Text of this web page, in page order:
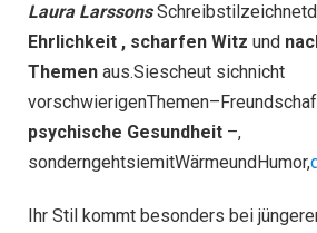
Laura Larssons
Ehrlichkeit , scharfen Witz und
Themen aus.Siescheut sichnicht
psychische Gesundheit –,
sonderngehtsiemitWärmeundHumor,
Ihr Stil kommt besonders bei